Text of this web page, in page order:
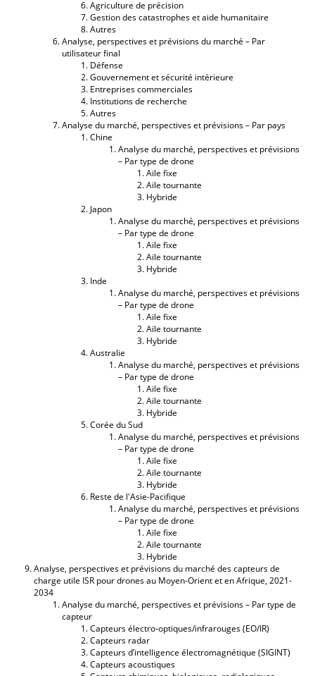
Agriculture de précision
Gestion des catastrophes et aide humanitaire
Autres
Analyse, perspectives et prévisions du marché – Par
utilisateur final
Défense
Gouvernement et sécurité intérieure
Entreprises commerciales
Institutions de recherche
Autres
Analyse du marché, perspectives et prévisions – Par pays
Chine
Analyse du marché, perspectives et prévisions
– Par type de drone
Aile fixe
Aile tournante
Hybride
Japon
Analyse du marché, perspectives et prévisions
– Par type de drone
Aile fixe
Aile tournante
Hybride
Inde
Analyse du marché, perspectives et prévisions
– Par type de drone
Aile fixe
Aile tournante
Hybride
Australie
Analyse du marché, perspectives et prévisions
– Par type de drone
Aile fixe
Aile tournante
Hybride
Corée du Sud
Analyse du marché, perspectives et prévisions
– Par type de drone
Aile fixe
Aile tournante
Hybride
Reste de l'Asie-Pacifique
Analyse du marché, perspectives et prévisions
– Par type de drone
Aile fixe
Aile tournante
Hybride
Analyse, perspectives et prévisions du marché des capteurs de
charge utile ISR pour drones au Moyen-Orient et en Afrique, 2021-
2034
Analyse du marché, perspectives et prévisions – Par type de
capteur
Capteurs électro-optiques/infrarouges (EO/IR)
Capteurs radar
Capteurs d’intelligence électromagnétique (SIGINT)
Capteurs acoustiques